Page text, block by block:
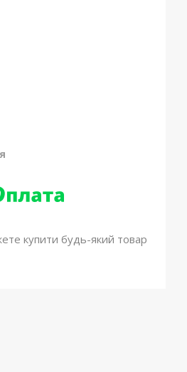
купити будь-який товар